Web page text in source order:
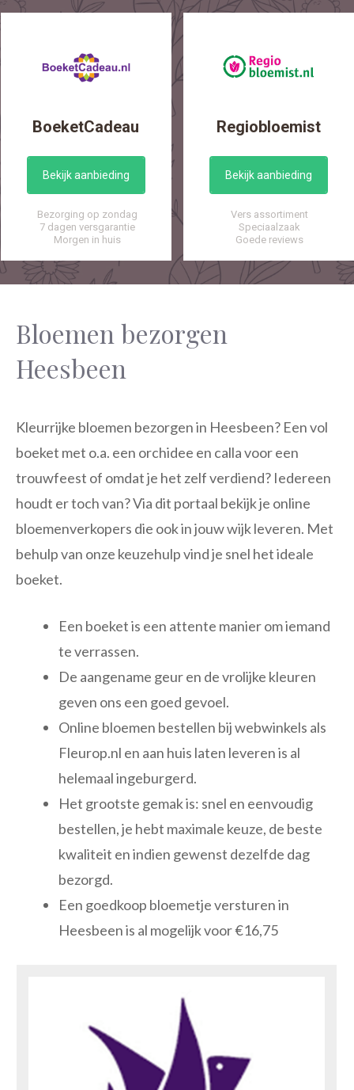
BoeketCadeau
Bekijk aanbieding
Bezorging op zondag
7 dagen versgarantie
Morgen in huis
Regiobloemist
Bekijk aanbieding
Vers assortiment
Speciaalzaak
Goede reviews
Bloemen bezorgen
Heesbeen
Kleurrijke bloemen bezorgen in Heesbeen? Een vol
boeket met o.a. een orchidee en calla voor een
trouwfeest of omdat je het zelf verdiend? Iedereen
houdt er toch van? Via dit portaal bekijk je online
bloemenverkopers die ook in jouw wijk leveren. Met
behulp van onze keuzehulp vind je snel het ideale
boeket.
Een boeket is een attente manier om iemand
te verrassen.
De aangename geur en de vrolijke kleuren
geven ons een goed gevoel.
Online bloemen bestellen bij webwinkels als
Fleurop.nl en aan huis laten leveren is al
helemaal ingeburgerd.
Het grootste gemak is: snel en eenvoudig
bestellen, je hebt maximale keuze, de beste
kwaliteit en indien gewenst dezelfde dag
bezorgd.
Een goedkoop bloemetje versturen in
Heesbeen is al mogelijk voor €16,75